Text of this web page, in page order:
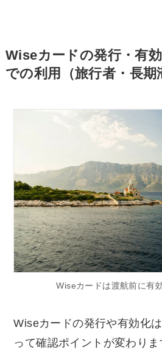
Wiseカードの発行・有
での利用（旅行者・長期
Wiseカードは渡航前に有
Wiseカードの発行や有効化
って確認ポイントが変わりま